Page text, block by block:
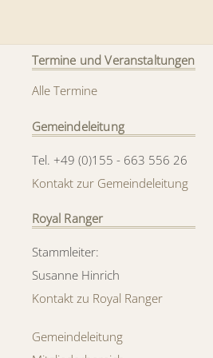
Termine und Veranstaltungen
Alle Termine
Gemeindeleitung
Tel. +49 (0)155 - 663 556 26
Kontakt zur Gemeindeleitung
Royal Ranger
Stammleiter:
Susanne Hinrich
Kontakt zu Royal Ranger
Gemeindeleitung